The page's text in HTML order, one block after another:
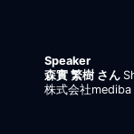
Speaker
森實 繁樹 さん
株式会社